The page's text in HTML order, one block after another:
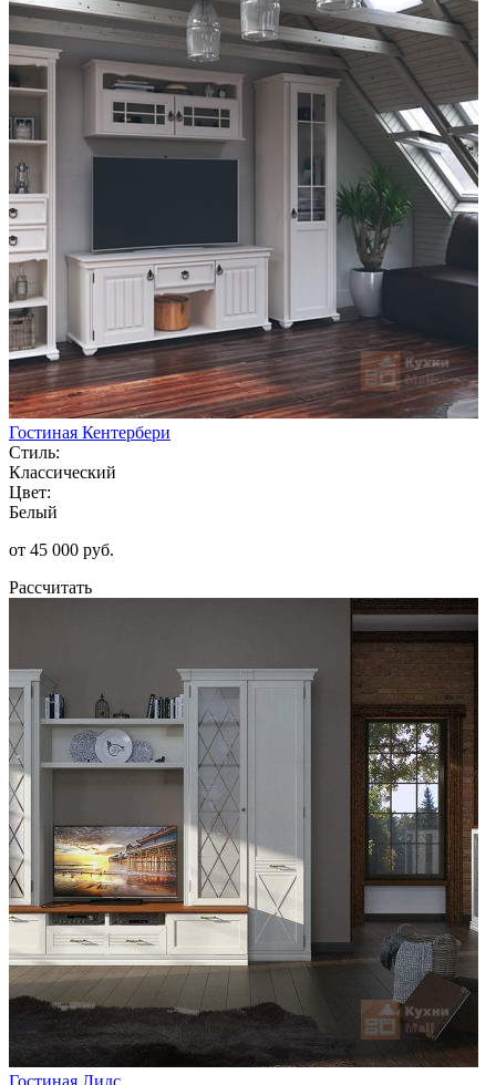
Гостиная Кентербери
Стиль:
Классический
Цвет:
Белый
от 45 000 руб.
Рассчитать
Гостиная Лидс